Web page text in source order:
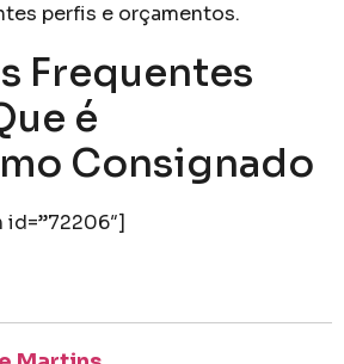
perfis e orçamentos.
Frequentes
é
Consignado